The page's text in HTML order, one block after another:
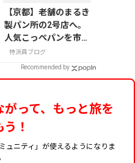
【京都】老舗のまるき
製パン所の2号店へ。
人気こっぺパンを市役
所で味わう
特派員ブログ
Recommended by
って、もっと旅を
！
ュニティ」が使えるようになりま